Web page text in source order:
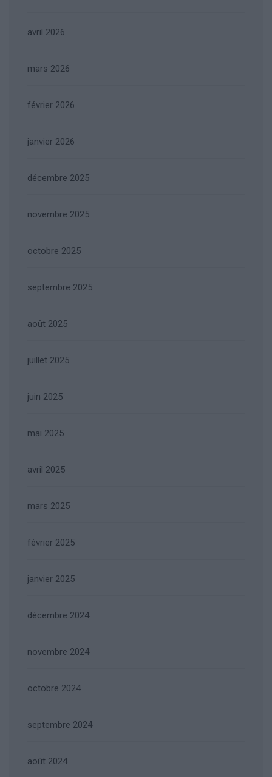
avril 2026
mars 2026
février 2026
janvier 2026
décembre 2025
novembre 2025
octobre 2025
septembre 2025
août 2025
juillet 2025
juin 2025
mai 2025
avril 2025
mars 2025
février 2025
janvier 2025
décembre 2024
novembre 2024
octobre 2024
septembre 2024
août 2024